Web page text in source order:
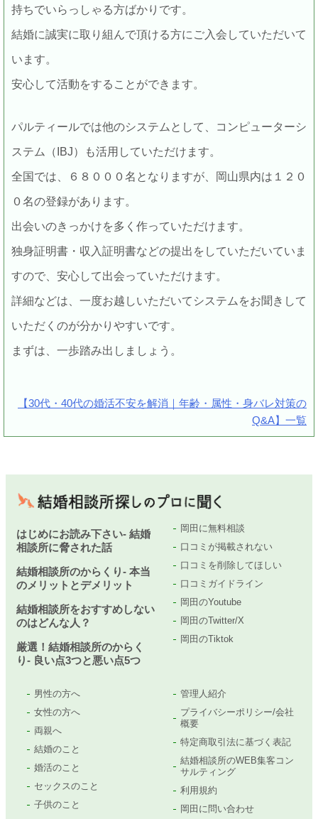
持ちでいらっしゃる方ばかりです。
結婚に誠実に取り組んで頂ける方にご入会していただいて
います。
安心して活動をすることができます。
パルティールでは他のシステムとして、コンピューターシ
ステム（IBJ）も活用していただけます。
全国では、６８０００名となりますが、岡山県内は１２０
０名の登録があります。
出会いのきっかけを多く作っていただけます。
独身証明書・収入証明書などの提出をしていただいていま
すので、安心して出会っていただけます。
詳細などは、一度お越しいただいてシステムをお聞きして
いただくのが分かりやすいです。
まずは、一歩踏み出しましょう。
【30代・40代の婚活不安を解消｜年齢・属性・身バレ対策の
Q&A】一覧
はじめにお読み下さい- 結婚
相談所に脅された話
結婚相談所のからくり- 本当
のメリットとデメリット
結婚相談所をおすすめしない
のはどんな人？
厳選！結婚相談所のからく
り- 良い点3つと悪い点5つ
岡田に無料相談
口コミが掲載されない
口コミを削除してほしい
口コミガイドライン
岡田のYoutube
岡田のTwitter/X
岡田のTiktok
男性の方へ
女性の方へ
両親へ
結婚のこと
婚活のこと
セックスのこと
子供のこと
管理人紹介
プライバシーポリシー/会社
概要
特定商取引法に基づく表記
結婚相談所のWEB集客コン
サルティング
利用規約
岡田に問い合わせ